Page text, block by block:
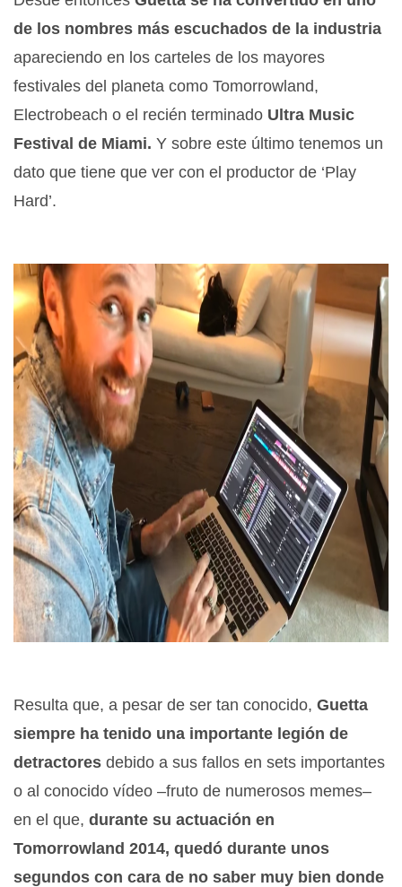
de los nombres más escuchados de la industria
apareciendo en los carteles de los mayores
festivales del planeta como Tomorrowland,
Electrobeach o el recién terminado Ultra Music
Festival de Miami. Y sobre este último tenemos un
dato que tiene que ver con el productor de ‘Play
Hard’.
Resulta que, a pesar de ser tan conocido, Guetta
siempre ha tenido una importante legión de
detractores debido a sus fallos en sets importantes
o al conocido vídeo –fruto de numerosos memes–
en el que, durante su actuación en
Tomorrowland 2014, quedó durante unos
segundos con cara de no saber muy bien donde